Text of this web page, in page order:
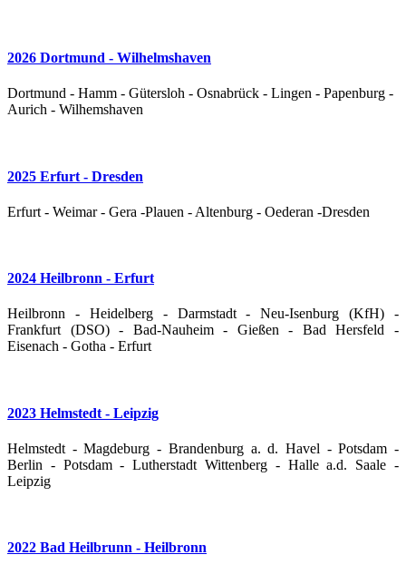
2026 Dortmund - Wilhelmshaven
Dortmund - Hamm - Gütersloh - Osnabrück - Lingen - Papenburg -
Aurich - Wilhemshaven
2025 Erfurt - Dresden
Erfurt - Weimar - Gera -Plauen - Altenburg - Oederan -Dresden
2024 Heilbronn - Erfurt
Heilbronn - Heidelberg - Darmstadt - Neu-Isenburg (KfH) -
Frankfurt (DSO) - Bad-Nauheim - Gießen - Bad Hersfeld -
Eisenach - Gotha - Erfurt
2023 Helmstedt - Leipzig
Helmstedt - Magdeburg - Brandenburg a. d. Havel - Potsdam -
Berlin - Potsdam - Lutherstadt Wittenberg - Halle a.d. Saale -
Leipzig
2022 Bad Heilbrunn - Heilbronn